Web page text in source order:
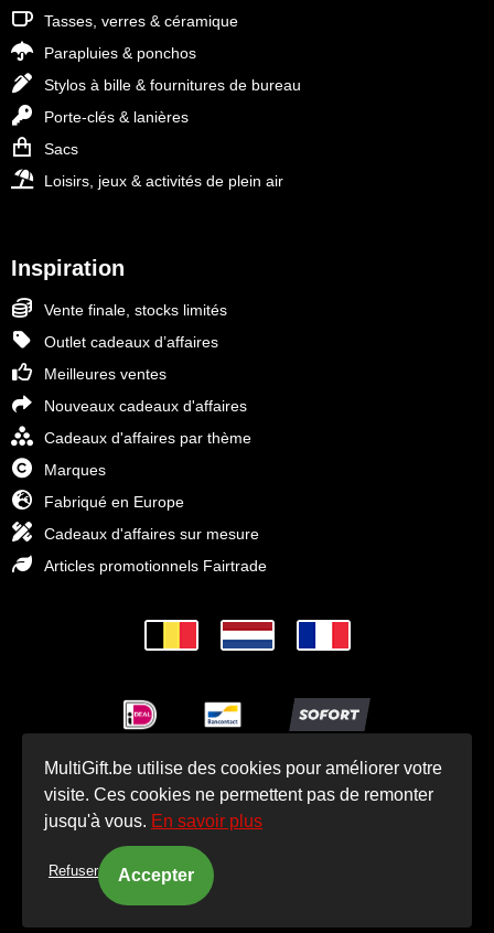
Tasses, verres & céramique
Parapluies & ponchos
Stylos à bille & fournitures de bureau
Porte-clés & lanières
Sacs
Loisirs, jeux & activités de plein air
Inspiration
Vente finale, stocks limités
Outlet cadeaux d’affaires
Meilleures ventes
Nouveaux cadeaux d'affaires
Cadeaux d'affaires par thème
Marques
Fabriqué en Europe
Cadeaux d'affaires sur mesure
Articles promotionnels Fairtrade
© Cadeaux d'affaires MultiGift 1993 - 2025
MultiGift.be utilise des cookies pour améliorer votre
visite. Ces cookies ne permettent pas de remonter
jusqu'à vous. En savoir plus
Refuser